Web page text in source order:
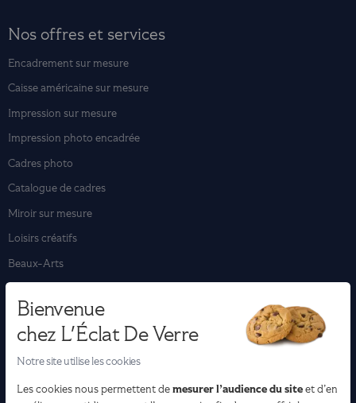
Bienvenue
chez L'Éclat De Verre
Notre site utilise les cookies
Les cookies nous permettent demesurer l’audience du siteet d’en
Nos offres et services
Encadrement sur mesure
Caisse américaine sur mesure
Impression sur mesure
Impression photo encadrée
Cadres photo
Catalogue de cadres
Miroir sur mesure
Loisirs créatifs
Beaux-Arts
Les encadrements
Encadrement photo